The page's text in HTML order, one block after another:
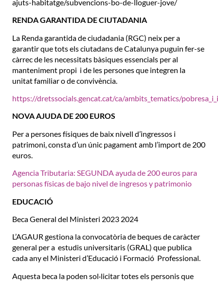
ajuts-habitatge/subvencions-bo-de-lloguer-jove/
RENDA GARANTIDA DE CIUTADANIA
La Renda garantida de ciudadania (RGC) neix per a
garantir que tots els ciutadans de Catalunya puguin fer-se
càrrec de les necessitats bàsiques essencials per al
manteniment propi i de les persones que integren la
unitat familiar o de convivència.
https://dretssocials.gencat.cat/ca/ambits_tematics/
NOVA AJUDA DE 200 EUROS
Per a persones físiques de baix nivell d’ingressos i
patrimoni, consta d’un únic pagament amb l’import de 200
euros.
Agencia Tributaria: SEGUNDA ayuda de 200 euros para
personas físicas de bajo nivel de ingresos y patrimonio
EDUCACIÓ
Beca General del Ministeri 2023 2024
L’AGAUR gestiona la convocatòria de beques de caràcter
general per a estudis universitaris (GRAL) que publica
cada any el Ministeri d’Educació i Formació Professional.
Aquesta beca la poden sol·licitar totes els personis que